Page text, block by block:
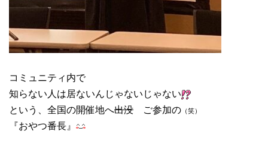
コミュニティ内で
知らない人は居ないんじゃないじゃない
という、全国の開催地へ出没 ご参加の （笑）
『おやつ番長』